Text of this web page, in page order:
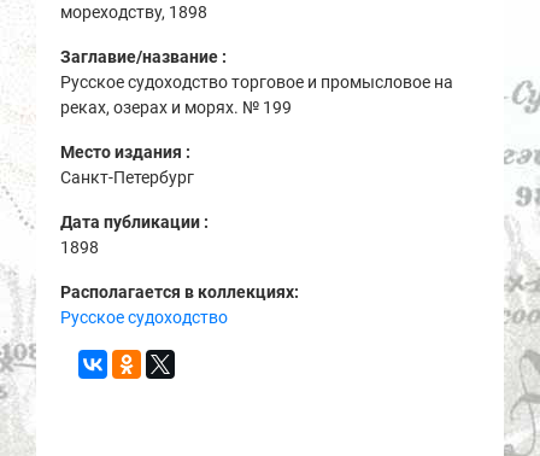
мореходству, 1898
Заглавие/название :
Русское судоходство торговое и промысловое на
реках, озерах и морях. № 199
Место издания :
Санкт-Петербург
Дата публикации :
1898
Располагается в коллекциях:
Русское судоходство